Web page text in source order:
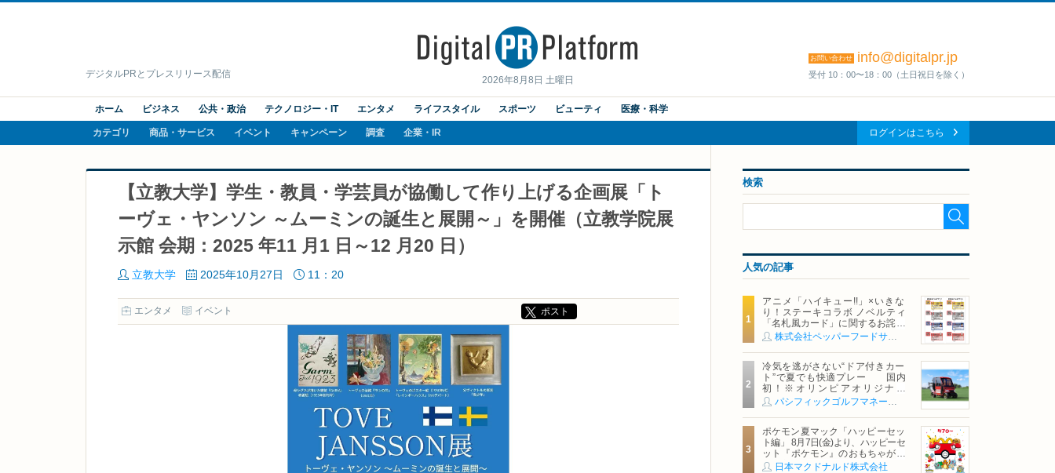
2026年8月8日 土曜日
デジタルPRとプレスリリース配信
お問い合わせ info@digitalpr.jp
受付 10：00〜18：00（土日祝日を除く）
ホーム ビジネス 公共・政治 テクノロジー・IT エンタメ ライフスタイル スポーツ ビューティ 医療・科学
カテゴリ 商品・サービス イベント キャンペーン 調査 企業・IR ログインはこちら
【立教大学】学生・教員・学芸員が協働して作り上げる企画展「ト
ーヴェ・ヤンソン ～ムーミンの誕生と展開～」を開催（立教学院展
示館 会期：2025 年11 月1 日～12 月20 日）
立教大学 2025年10月27日 11：20
エンタメ イベント ポスト
検索
人気の記事
アニメ「ハイキュー!!」×いきな
り！ステーキコラボ ノベルティ
「名札風カード」に関するお詫び
および交換対応についてのご案内
冷気を逃がさない“ドア付きカー
ト”で夏でも快適プレー 国内
初！※オリンピアオリジナル
「AirCon Cart（エアコンカー
ト）」導入 | ＰＧＭ
ポケモン夏マック「ハッピーセッ
ト編」 8月7日(金)より、ハッピーセ
ット『ポケモン』のおもちゃが期
間限定登場
日本マクドナルド株式会社